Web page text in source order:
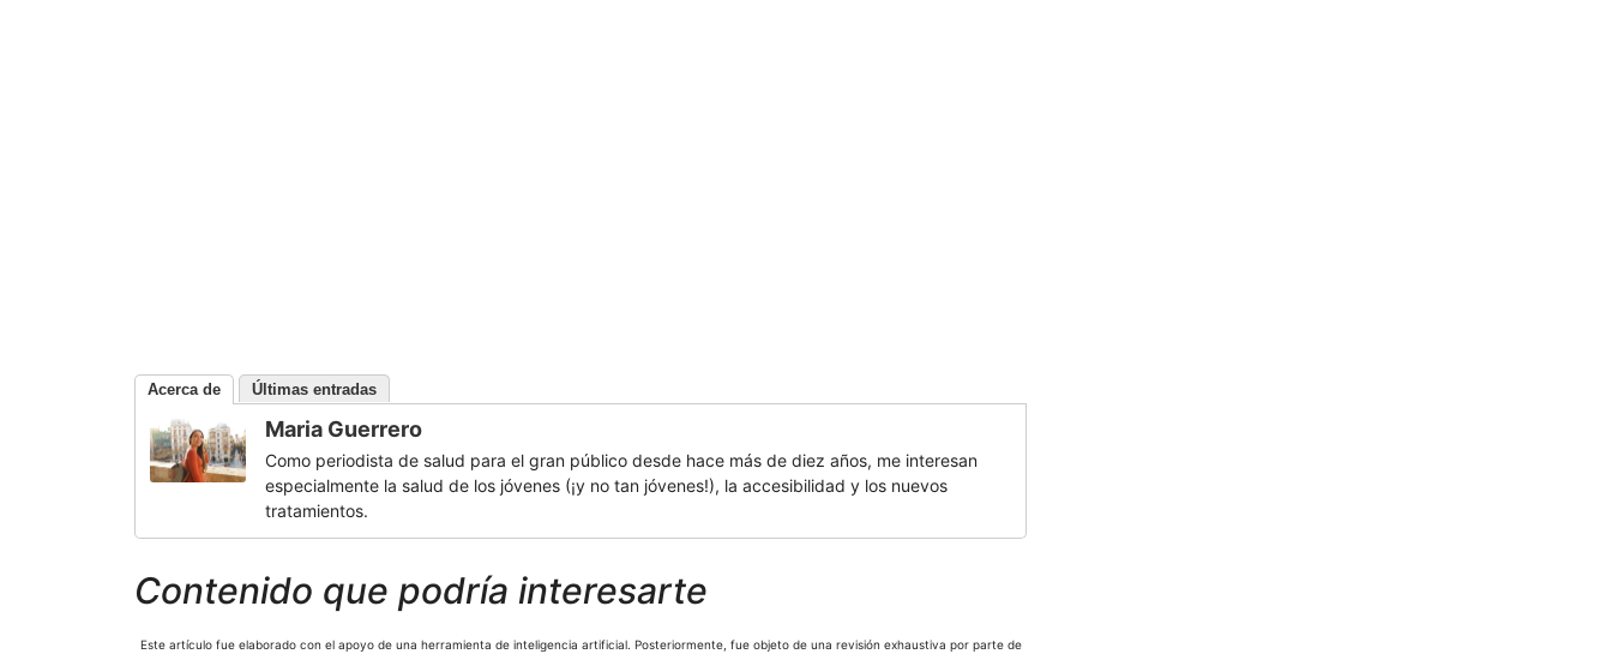
Acerca de Últimas entradas
Maria Guerrero
Como periodista de salud para el gran público desde hace más de diez años, me interesan
especialmente la salud de los jóvenes (¡y no tan jóvenes!), la accesibilidad y los nuevos
tratamientos.
Contenido que podría interesarte
Este artículo fue elaborado con el apoyo de una herramienta de inteligencia artificial. Posteriormente, fue objeto de una revisión exhaustiva por parte de